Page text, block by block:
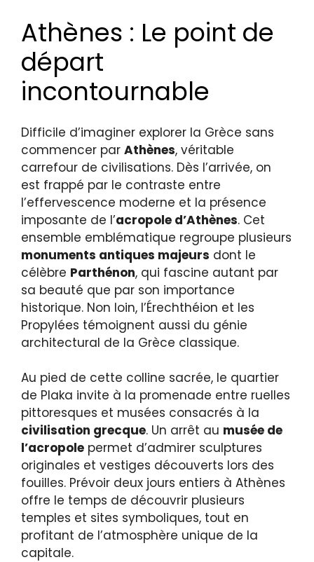
Athènes : Le point de
départ
incontournable
Difficile d’imaginer explorer la Grèce sans
commencer par Athènes, véritable
carrefour de civilisations. Dès l’arrivée, on
est frappé par le contraste entre
l’effervescence moderne et la présence
imposante de l’acropole d’Athènes. Cet
ensemble emblématique regroupe plusieurs
monuments antiques majeurs dont le
célèbre Parthénon, qui fascine autant par
sa beauté que par son importance
historique. Non loin, l’Érechthéion et les
Propylées témoignent aussi du génie
architectural de la Grèce classique.
Au pied de cette colline sacrée, le quartier
de Plaka invite à la promenade entre ruelles
pittoresques et musées consacrés à la
civilisation grecque. Un arrêt au musée de
l’acropole permet d’admirer sculptures
originales et vestiges découverts lors des
fouilles. Prévoir deux jours entiers à Athènes
offre le temps de découvrir plusieurs
temples et sites symboliques, tout en
profitant de l’atmosphère unique de la
capitale.